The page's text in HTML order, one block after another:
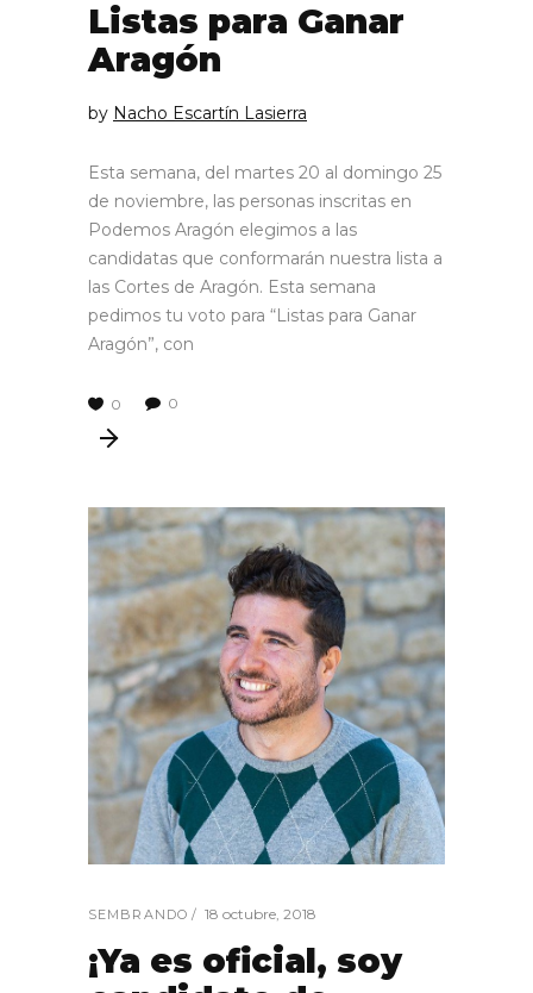
Listas para Ganar
Aragón
by Nacho Escartín Lasierra
Esta semana, del martes 20 al domingo 25
de noviembre, las personas inscritas en
Podemos Aragón elegimos a las
candidatas que conformarán nuestra lista a
las Cortes de Aragón. Esta semana
pedimos tu voto para “Listas para Ganar
Aragón”, con
0 0
SEMBRANDO 18 octubre, 2018
¡Ya es oficial, soy